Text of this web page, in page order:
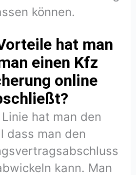
können.
hat man
einen Kfz
online
hat man den
dass man den
kann. Man